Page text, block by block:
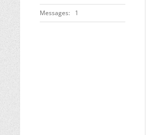
Messages 1